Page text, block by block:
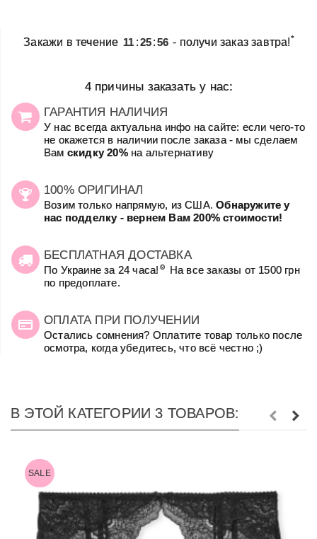
Закажи в течение 11 :25:56 - получи заказ завтра!*
4 причины заказать у нас:
ГАРАНТИЯ НАЛИЧИЯ
У нас всегда актуальна инфо на сайте: если чего-то
не окажется в наличии после заказа - мы сделаем
Вам скидку 20%на альтернативу
100% ОРИГИНАЛ
Возим только напрямую, из США.Обнаружите у
нас подделку - вернем Вам 200% стоимости!
БЕСПЛАТНАЯ ДОСТАВКА
По Украине за 24 часа! ☺
На все заказы от 1500 грн
по предоплате.
ОПЛАТА ПРИ ПОЛУЧЕНИИ
Остались сомнения? Оплатите товар только после
осмотра, когда убедитесь, что всё честно ;)
В ЭТОЙ КАТЕГОРИИ 3 ТОВАРОВ:
SALE